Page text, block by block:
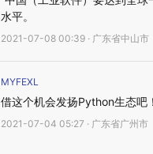
水平。
2021-07-08 00:39 · 广东省中山市
MYFEXL
借这个机会发扬Python生态吧！
2021-07-04 05:27 · 广东省广州市